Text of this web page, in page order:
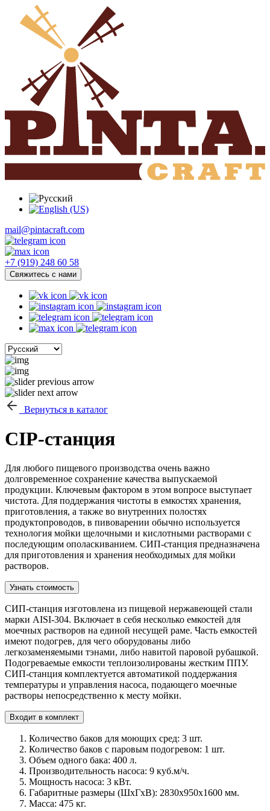
mail@pintacraft.com
+7 (919) 248 60 58
Свяжитесь с нами
Вернуться в каталог
CIP-станция
Для любого пищевого производства очень важно
долговременное сохранение качества выпускаемой
продукции. Ключевым фактором в этом вопросе выступает
чистота. Для поддержания чистоты в емкостях хранения,
приготовления, а также во внутренних полостях
продуктопроводов, в пивоварении обычно используется
технология мойки щелочными и кислотными растворами с
последующим ополаскиванием. СИП-станция предназначена
для приготовления и хранения необходимых для мойки
растворов.
Узнать стоимость
СИП-станция изготовлена из пищевой нержавеющей стали
марки AISI-304. Включает в себя несколько емкостей для
моечных растворов на единой несущей раме. Часть емкостей
имеют подогрев, для чего оборудованы либо
легкозаменяемыми тэнами, либо навитой паровой рубашкой.
Подогреваемые емкости теплоизолированы жестким ППУ.
СИП-станция комплектуется автоматикой поддержания
температуры и управления насоса, подающего моечные
растворы непосредственно к месту мойки.
Входит в комплект
Количество баков для моющих сред: 3 шт.
Количество баков с паровым подогревом: 1 шт.
Объем одного бака: 400 л.
Производительность насоса: 9 куб.м/ч.
Мощность насоса: 3 кВт.
Габаритные размеры (ШхГхВ): 2830х950х1600 мм.
Масса: 475 кг.